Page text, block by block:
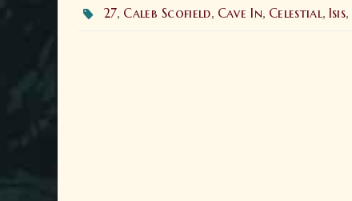
27, Caleb Scofield, Cave In, Celestial, Isis,